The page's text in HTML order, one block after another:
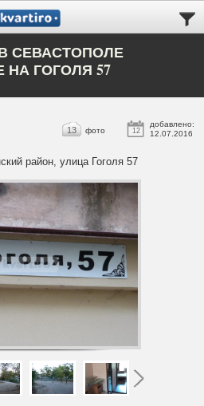
СЕВАСТОПОЛЕ
ГОГОЛЯ 57
12
добавлено:
12.07.2016
13 фото
район, улица Гоголя 57